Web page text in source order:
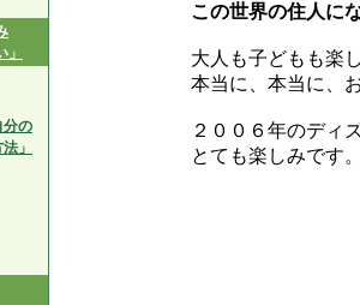
分の
」
この世界の住人に
大人も子どもも楽
本当に、本当に、
２００６年のディ
とても楽しみです